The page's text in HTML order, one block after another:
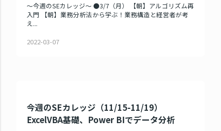
～今週のSEカレッジ～ ●3/7（月） 【朝】アルゴリズム再
入門 【朝】業務分析法から学ぶ！業務構造と経営者が考
え...
2022-03-07
今週のSEカレッジ（11/15-11/19）
ExcelVBA基礎、Power BIでデータ分析